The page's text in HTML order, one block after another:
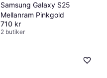
Samsung Galaxy S25
Mellanram Pinkgold
710 kr
2 butiker